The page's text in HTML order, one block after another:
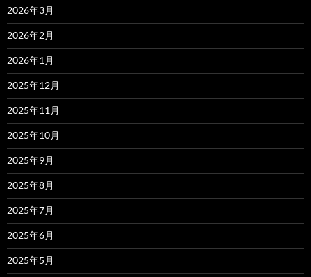
2026年3月
2026年2月
2026年1月
2025年12月
2025年11月
2025年10月
2025年9月
2025年8月
2025年7月
2025年6月
2025年5月